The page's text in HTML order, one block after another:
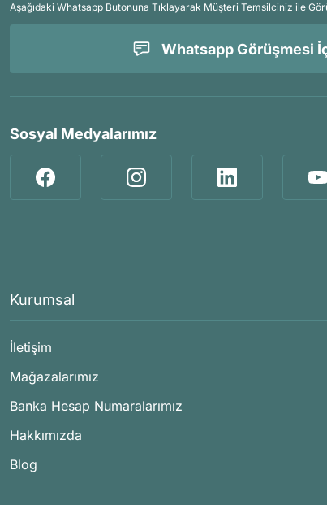
Aşağıdaki Whatsapp Butonuna Tıklayarak Müşteri Temsilciniz ile
Whatsapp Görüşmesi
Sosyal Medyalarımız
Kurumsal
İletişim
Mağazalarımız
Banka Hesap Numaralarımız
Hakkımızda
Blog